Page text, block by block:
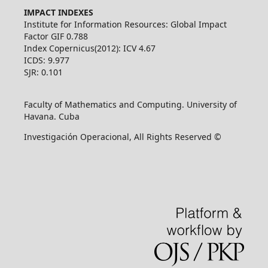
IMPACT INDEXES
Institute for Information Resources: Global Impact
Factor GIF 0.788
Index Copernicus(2012): ICV 4.67
ICDS: 9.977
SJR: 0.101
Faculty of Mathematics and Computing. University of
Havana. Cuba
Investigación Operacional, All Rights Reserved ©